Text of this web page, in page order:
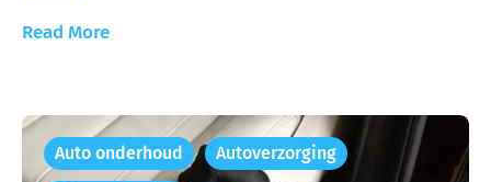
Read More
Auto onderhoud Autoverzorging